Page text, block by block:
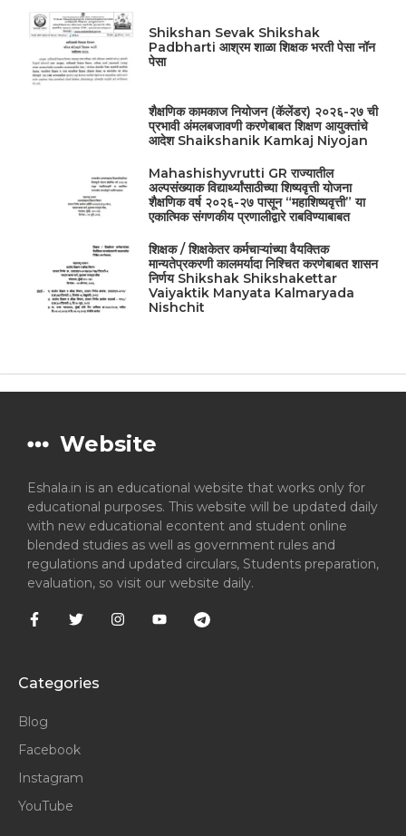
Shikshan Sevak Shikshak
Padbharti आश्रम शाळा शिक्षक भरती पेसा नॉन
पेसा
शैक्षणिक कामकाज नियोजन (कॅलेंडर) २०२६-२७ ची
प्रभावी अंमलबजावणी करणेबाबत शिक्षण आयुक्तांचे
आदेश Shaikshanik Kamkaj Niyojan
Mahashishyvrutti GR राज्यातील
अल्पसंख्याक विद्यार्थ्यांसाठीच्या शिष्यवृत्ती योजना
शैक्षणिक वर्ष २०२६-२७ पासून “महाशिष्यवृत्ती” या
एकात्मिक संगणकीय प्रणालीद्वारे राबविण्याबाबत
शिक्षक / शिक्षकेतर कर्मचाऱ्यांच्या वैयक्तिक
मान्यतेप्रकरणी कालमर्यादा निश्चित करणेबाबत शासन
निर्णय Shikshak Shikshakettar
Vaiyaktik Manyata Kalmaryada
Nishchit
Website
Eshala.in is an educational website that works only for
educational purposes. This website will be updated daily
with new educational econtent and student online
blended studies as well as government rules and
regulations and updated circulars, Students preparation,
evaluation, so visit our website daily.
Categories
Blog
Facebook
Instagram
YouTube